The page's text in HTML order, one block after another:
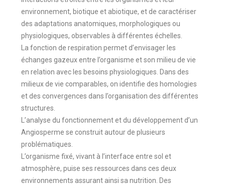
environnement, biotique et abiotique, et de caractériser
des adaptations anatomiques, morphologiques ou
physiologiques, observables à différentes échelles.
La fonction de respiration permet d’envisager les
échanges gazeux entre l’organisme et son milieu de vie
en relation avec les besoins physiologiques. Dans des
milieux de vie comparables, on identifie des homologies
et des convergences dans l’organisation des différentes
structures.
L’analyse du fonctionnement et du développement d’un
Angiosperme se construit autour de plusieurs
problématiques.
L’organisme fixé, vivant à l’interface entre sol et
atmosphère, puise ses ressources dans ces deux
environnements assurant ainsi sa nutrition. Des